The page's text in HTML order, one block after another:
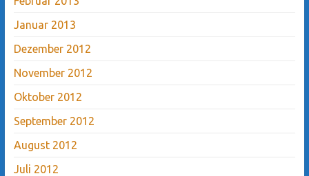
Januar 2013
Dezember 2012
November 2012
Oktober 2012
September 2012
August 2012
Juli 2012